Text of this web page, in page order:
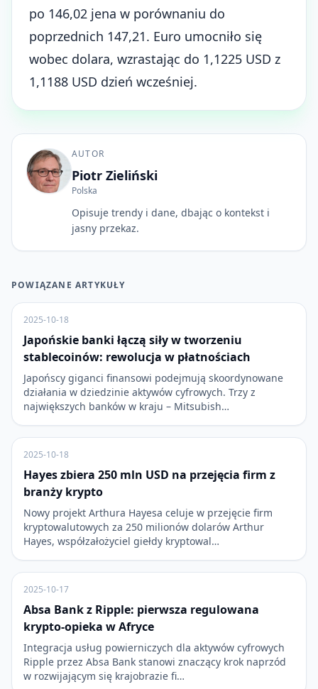
po 146,02 jena w porównaniu do
poprzednich 147,21. Euro umocniło się
wobec dolara, wzrastając do 1,1225 USD z
1,1188 USD dzień wcześniej.
AUTOR
Piotr Zieliński
Polska
Opisuje trendy i dane, dbając o kontekst i
jasny przekaz.
POWIĄZANE ARTYKUŁY
2025-10-18
Japońskie banki łączą siły w tworzeniu
stablecoinów: rewolucja w płatnościach
Japońscy giganci finansowi podejmują skoordynowane
działania w dziedzinie aktywów cyfrowych. Trzy z
największych banków w kraju – Mitsubish…
2025-10-18
Hayes zbiera 250 mln USD na przejęcia firm z
branży krypto
Nowy projekt Arthura Hayesa celuje w przejęcie firm
kryptowalutowych za 250 milionów dolarów Arthur
Hayes, współzałożyciel giełdy kryptowal…
2025-10-17
Absa Bank z Ripple: pierwsza regulowana
krypto-opieka w Afryce
Integracja usług powierniczych dla aktywów cyfrowych
Ripple przez Absa Bank stanowi znaczący krok naprzód
w rozwijającym się krajobrazie fi…